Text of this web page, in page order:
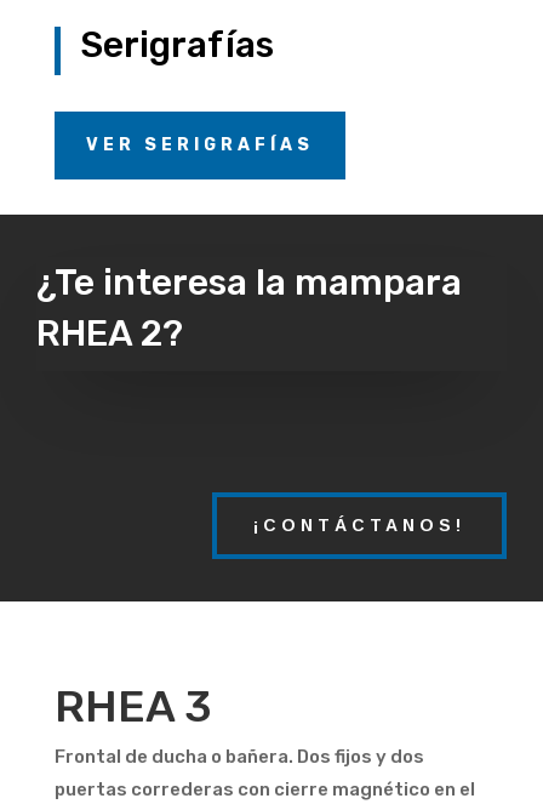
Serigrafías
VER SERIGRAFÍAS
¿Te interesa la mampara
RHEA 2?
¡CONTÁCTANOS!
RHEA 3
Frontal de ducha o bañera. Dos fijos y dos
puertas correderas con cierre magnético en el